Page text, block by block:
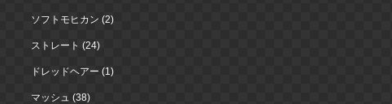
ソフトモヒカン (2)
ストレート (24)
ドレッドヘアー (1)
マッシュ (38)